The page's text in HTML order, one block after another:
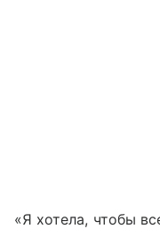
«Я хотела, чтобы